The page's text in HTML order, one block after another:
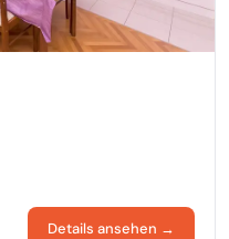
Details ansehen →